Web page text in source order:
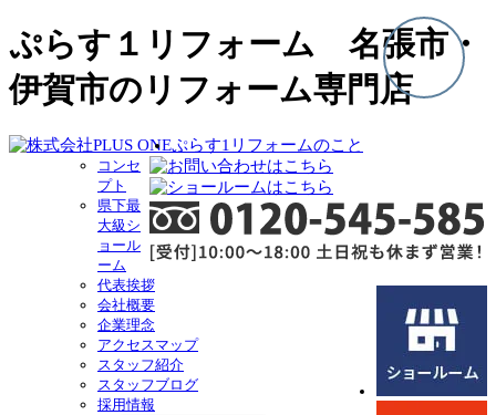
ぷらす１リフォーム 名張市・
伊賀市のリフォーム専門店
ぷらす1リフォームのこと
コンセ
プト
県下最
大級シ
ョール
ーム
代表挨拶
会社概要
企業理念
アクセスマップ
スタッフ紹介
スタッフブログ
採用情報